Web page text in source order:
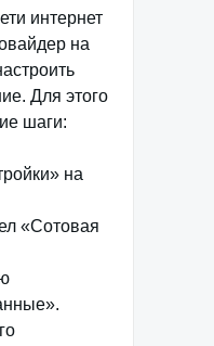
интернет
на
Для этого
шаги:
на
«Сотовая